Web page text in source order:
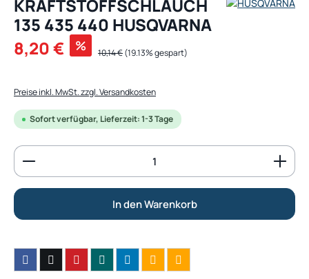
KRAFTSTOFFSCHLAUCH
135 435 440 HUSQVARNA
Verkaufspreis:
8,20 € % Regulärer Preis:
10,14 €(19.13% gespart)
Preise inkl. MwSt. zzgl. Versandkosten
Sofort verfügbar, Lieferzeit: 1-3 Tage
Produkt Anzahl: Gib den gewünschten Wert ein
In den Warenkorb